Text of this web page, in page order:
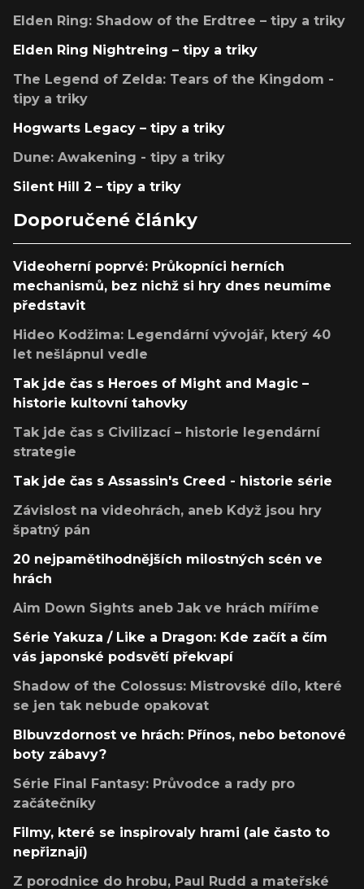
Elden Ring: Shadow of the Erdtree – tipy a triky
Elden Ring Nightreing – tipy a triky
The Legend of Zelda: Tears of the Kingdom -
tipy a triky
Hogwarts Legacy – tipy a triky
Dune: Awakening - tipy a triky
Silent Hill 2 – tipy a triky
Doporučené články
Videoherní poprvé: Průkopníci herních
mechanismů, bez nichž si hry dnes neumíme
představit
Hideo Kodžima: Legendární vývojář, který 40
let nešlápnul vedle
Tak jde čas s Heroes of Might and Magic –
historie kultovní tahovky
Tak jde čas s Civilizací – historie legendární
strategie
Tak jde čas s Assassin's Creed - historie série
Závislost na videohrách, aneb Když jsou hry
špatný pán
20 nejpamětihodnějších milostných scén ve
hrách
Aim Down Sights aneb Jak ve hrách míříme
Série Yakuza / Like a Dragon: Kde začít a čím
vás japonské podsvětí překvapí
Shadow of the Colossus: Mistrovské dílo, které
se jen tak nebude opakovat
Blbuvzdornost ve hrách: Přínos, nebo betonové
boty zábavy?
Série Final Fantasy: Průvodce a rady pro
začátečníky
Filmy, které se inspirovaly hrami (ale často to
nepřiznají)
Z porodnice do hrobu, Paul Rudd a mateřské